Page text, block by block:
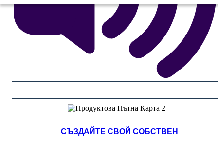
СЪЗДАЙТЕ СВОЙ СОБСТВЕН